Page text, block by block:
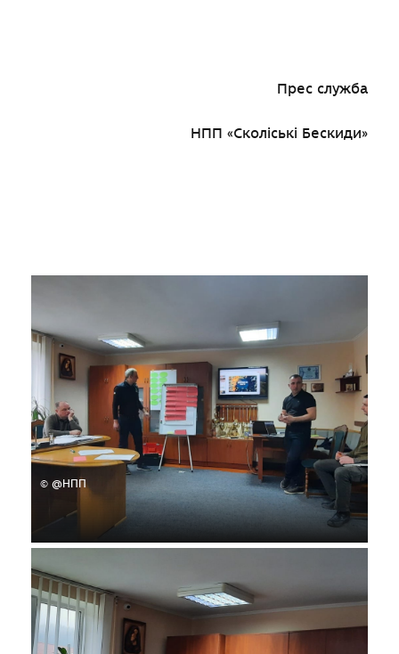
Прес служба
НПП «Сколіські Бескиди»
© @НПП